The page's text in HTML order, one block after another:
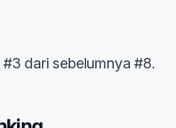
dari sebelumnya #8.